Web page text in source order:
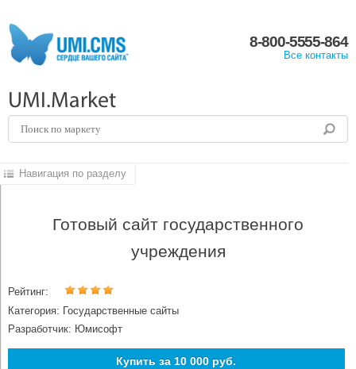
8-800-5555-864
Все контакты
UMI.Market
Навигация по разделу
Готовый сайт государственного
учреждения
Рейтинг:
Категория: Государственные сайты
Разработчик: Юмисофт
Купить за 10 000 руб.